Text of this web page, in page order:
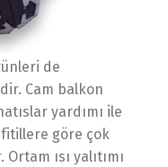
de
Cam balkon
yardımı ile
fitillere göre çok
ısı yalıtımı